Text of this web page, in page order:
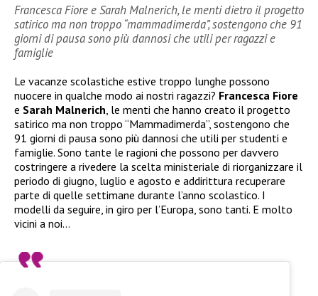
Francesca Fiore e Sarah Malnerich, le menti dietro il progetto
satirico ma non troppo “mammadimerda”, sostengono che 91
giorni di pausa sono più dannosi che utili per ragazzi e
famiglie
Le vacanze scolastiche estive troppo lunghe possono
nuocere in qualche modo ai nostri ragazzi? Francesca Fiore
e Sarah Malnerich, le menti che hanno creato il progetto
satirico ma non troppo “Mammadimerda”, sostengono che
91 giorni di pausa sono più dannosi che utili per studenti e
famiglie. Sono tante le ragioni che possono per davvero
costringere a rivedere la scelta ministeriale di riorganizzare il
periodo di giugno, luglio e agosto e addirittura recuperare
parte di quelle settimane durante l’anno scolastico. I
modelli da seguire, in giro per l’Europa, sono tanti. E molto
vicini a noi…